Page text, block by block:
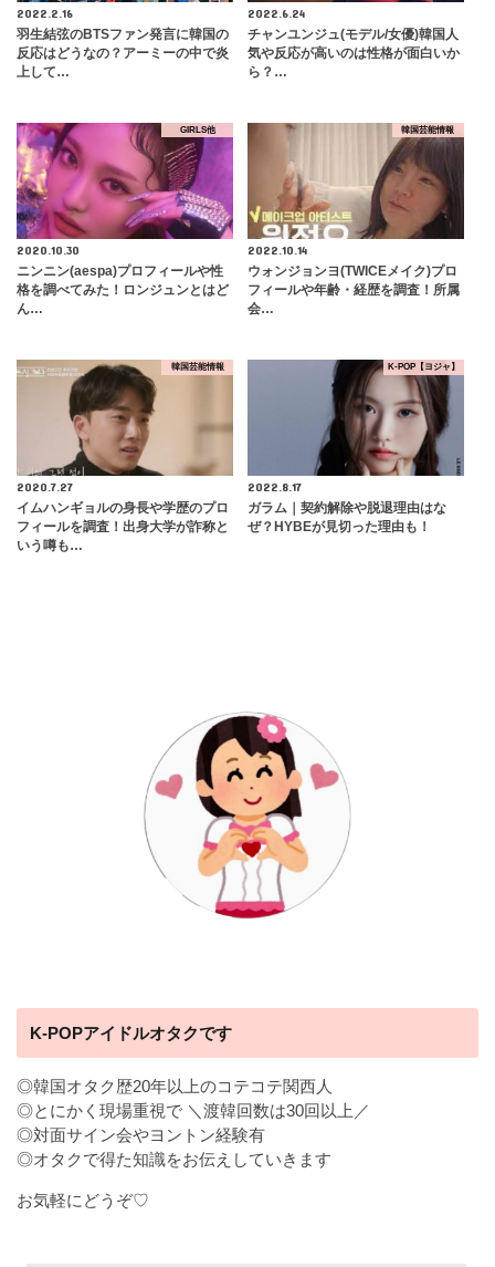
2022.2.16
羽生結弦のBTSファン発言に韓国の
反応はどうなの？アーミーの中で炎
上して…
2022.6.24
チャンユンジュ(モデル/女優)韓国人
気や反応が高いのは性格が面白いか
ら？…
GIRLS他
2020.10.30
ニンニン(aespa)プロフィールや性
格を調べてみた！ロンジュンとはど
ん…
韓国芸能情報
2022.10.14
ウォンジョンヨ(TWICEメイク)プロ
フィールや年齢・経歴を調査！所属
会…
韓国芸能情報
2020.7.27
イムハンギョルの身長や学歴のプロ
フィールを調査！出身大学が詐称と
いう噂も…
K-POP【ヨジャ】
2022.8.17
ガラム｜契約解除や脱退理由はな
ぜ？HYBEが見切った理由も！
K-POPアイドルオタクです
◎韓国オタク歴20年以上のコテコテ関西人
◎とにかく現場重視で ＼渡韓回数は30回以上／
◎対面サイン会やヨントン経験有
◎オタクで得た知識をお伝えしていきます
お気軽にどうぞ♡